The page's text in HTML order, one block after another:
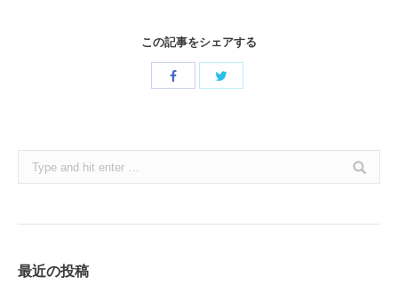
この記事をシェアする
Search:
最近の投稿